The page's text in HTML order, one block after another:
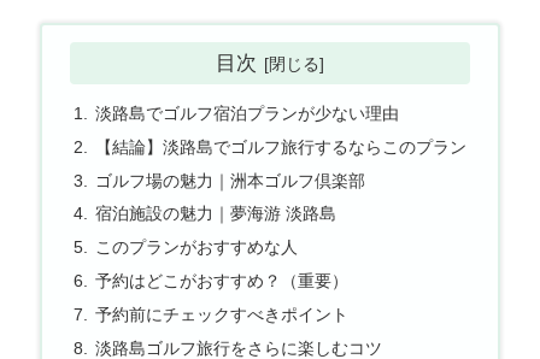
目次
淡路島でゴルフ宿泊プランが少ない理由
【結論】淡路島でゴルフ旅行するならこのプラン
ゴルフ場の魅力｜洲本ゴルフ倶楽部
宿泊施設の魅力｜夢海游 淡路島
このプランがおすすめな人
予約はどこがおすすめ？（重要）
予約前にチェックすべきポイント
淡路島ゴルフ旅行をさらに楽しむコツ